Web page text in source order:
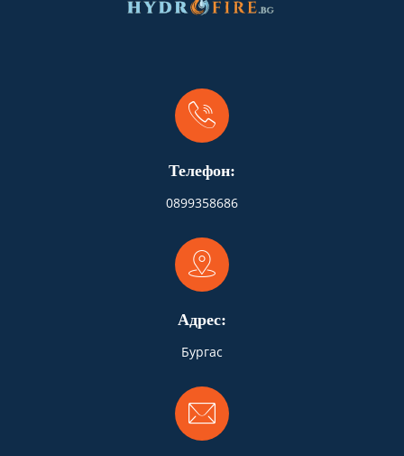
Телефон:
0899358686
Адрес:
Бургас